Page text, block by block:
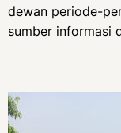
dewan periode-
sumber informasi